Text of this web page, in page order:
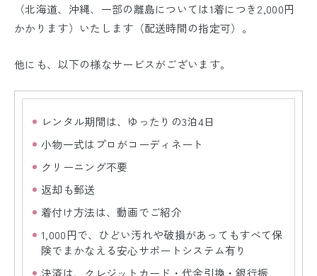
（北海道、沖縄、一部の離島については1着につき2,000円
かかります）いたします（配送時間の指定可）。
他にも、以下の様なサービスがございます。
レンタル期間は、ゆったりの3泊4日
小物一式はプロがコーディネート
クリーニング不要
返却も郵送
着付け方法は、動画でご紹介
1,000円で、ひどい汚れや破損があってもすべて保
険でまかなえる安心サポートシステム有り
決済は、クレジットカード・代金引換・銀行振